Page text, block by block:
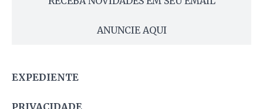
ANUNCIE AQUI
EXPEDIENTE